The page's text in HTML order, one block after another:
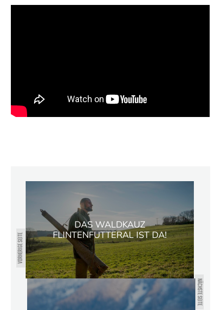
VORHERIGE SEITE
DAS WALDKAUZ
FLINTENFUTTERAL IST DA!
NÄCHSTE SEITE